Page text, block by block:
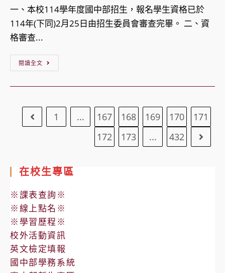
大
會
文
學
文
學
術
講
座」
一、本校114學年度國中部招生，報名學生資格已於
114年(下同)2月25日由招生委員會審查完畢。 二、資
格審查...
閱讀全文
114
部
生
資
格
審
查
Go to the previous page
1 ... 167 168 169 170
171
172
173 ... 432 Go to
在校生專區
※課表查詢※
※線上點名※
※學習歷程※
校外活動資訊
英文檢定填報
國中部學務系統